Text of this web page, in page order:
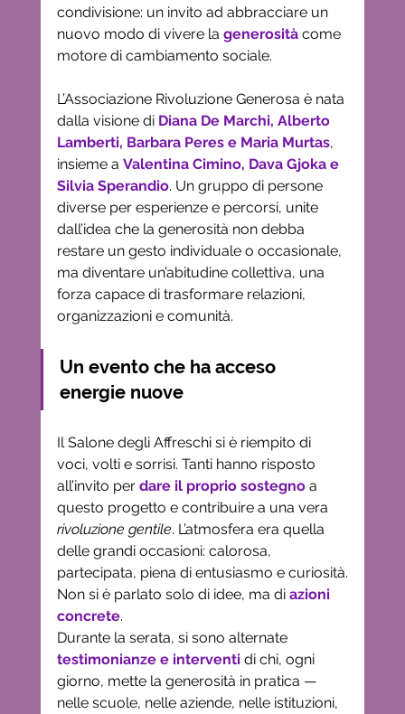
condivisione: un invito ad abbracciare un
nuovo modo di vivere la generosità come
motore di cambiamento sociale.
L’Associazione Rivoluzione Generosa è nata
dalla visione di Diana De Marchi, Alberto
Lamberti, Barbara Peres e Maria Murtas,
insieme a Valentina Cimino, Dava Gjoka e
Silvia Sperandio. Un gruppo di persone
diverse per esperienze e percorsi, unite
dall’idea che la generosità non debba
restare un gesto individuale o occasionale,
ma diventare un’abitudine collettiva, una
forza capace di trasformare relazioni,
organizzazioni e comunità.
Un evento che ha acceso
energie nuove
Il Salone degli Affreschi si è riempito di
voci, volti e sorrisi. Tanti hanno risposto
all’invito per dare il proprio sostegno a
questo progetto e contribuire a una vera
rivoluzione gentile. L’atmosfera era quella
delle grandi occasioni: calorosa,
partecipata, piena di entusiasmo e curiosità.
Non si è parlato solo di idee, ma di azioni
concrete.
Durante la serata, si sono alternate
testimonianze e interventi di chi, ogni
giorno, mette la generosità in pratica —
nelle scuole, nelle aziende, nelle istituzioni,